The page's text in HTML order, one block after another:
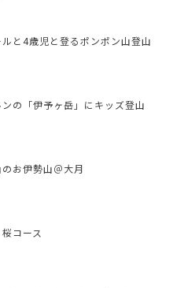
と4歳児と登るポンポン山登山
の「伊予ヶ岳」にキッズ登山
お伊勢山＠大月
コース